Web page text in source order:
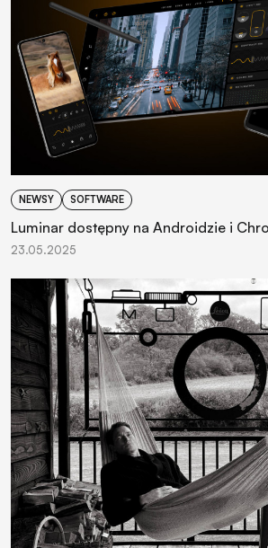
NEWSY SOFTWARE
Luminar dostępny na Androidzie i
23.05.2025